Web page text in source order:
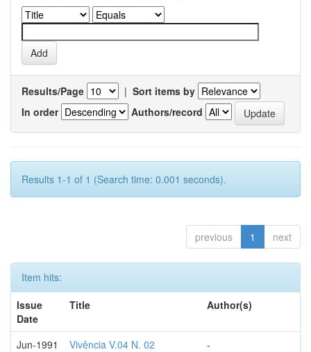
Results/Page | Sort items by
In order
Authors/record
Results 1-1 of 1 (Search time: 0.001 seconds).
previous 1 next
Item hits:
Issue
Date
Title Author(s)
Jun-1991 Vivência V.04 N. 02 -